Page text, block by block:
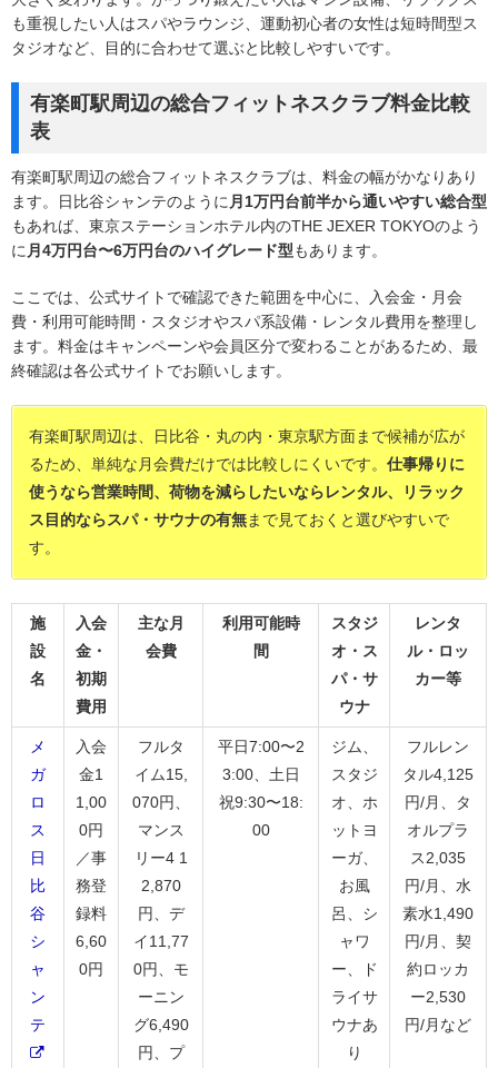
も重視したい人はスパやラウンジ、運動初心者の女性は短時間型ス
タジオなど、目的に合わせて選ぶと比較しやすいです。
有楽町駅周辺の総合フィットネスクラブ料金比較
表
有楽町駅周辺の総合フィットネスクラブは、料金の幅がかなりあり
ます。日比谷シャンテのように月1万円台前半から通いやすい総合型
もあれば、東京ステーションホテル内のTHE JEXER TOKYOのよう
に月4万円台〜6万円台のハイグレード型もあります。
ここでは、公式サイトで確認できた範囲を中心に、入会金・月会
費・利用可能時間・スタジオやスパ系設備・レンタル費用を整理し
ます。料金はキャンペーンや会員区分で変わることがあるため、最
終確認は各公式サイトでお願いします。
有楽町駅周辺は、日比谷・丸の内・東京駅方面まで候補が広が
るため、単純な月会費だけでは比較しにくいです。 仕事帰りに
使うなら営業時間、荷物を減らしたいならレンタル、リラック
ス目的ならスパ・サウナの有無まで見ておくと選びやすいで
す。
施
設
名
入会
金・
初期
費用
主な月
会費
利用可能時
間
スタジ
オ・ス
パ・サ
ウナ
レンタ
ル・ロッ
カー等
メ
ガ
ロ
ス
日
比
谷
シ
ャ
ン
テ
入会
金1
1,00
0円
／事
務登
録料
6,60
0円
フルタ
イム15,
070円、
マンス
リー4 1
2,870
円、デ
イ11,77
0円、モ
ーニン
グ6,490
円、プ
平日7:00〜2
3:00、土日
祝9:30〜18:
00
ジム、
スタジ
オ、ホ
ットヨ
ーガ、
お風
呂、シ
ャワ
ー、ド
ライサ
ウナあ
り
フルレン
タル4,125
円/月、タ
オルプラ
ス2,035
円/月、水
素水1,490
円/月、契
約ロッカ
ー2,530
円/月など